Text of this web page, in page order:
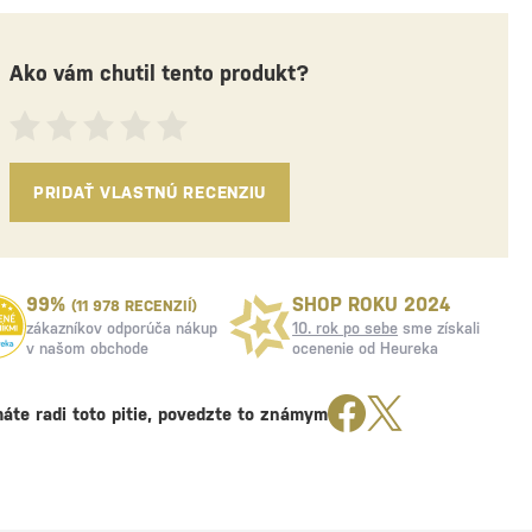
Ako vám chutil tento produkt?
PRIDAŤ VLASTNÚ RECENZIU
99% (11 978 RECENZIÍ)
zákazníkov odporúča nákup
v našom obchode
SHOP ROKU 2024
10. rok po sebe sme získali
ocenenie od Heureka
radi toto pitie, povedzte to známym